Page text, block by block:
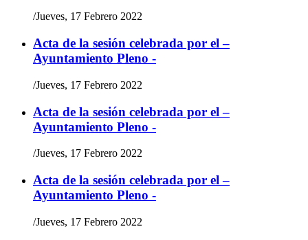
/Jueves, 17 Febrero 2022
Acta de la sesión celebrada por el –
Ayuntamiento Pleno -
/Jueves, 17 Febrero 2022
Acta de la sesión celebrada por el –
Ayuntamiento Pleno -
/Jueves, 17 Febrero 2022
Acta de la sesión celebrada por el –
Ayuntamiento Pleno -
/Jueves, 17 Febrero 2022